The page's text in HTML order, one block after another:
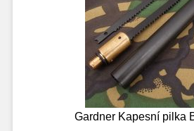
Gardner Kapesní pilka